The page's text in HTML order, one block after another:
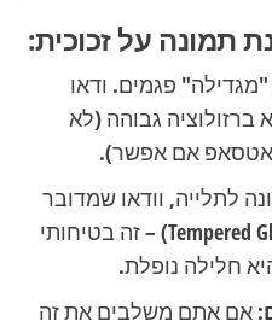
תמונה על זכוכית:
"מגדילה" פגמים. ודאו
גבוהה (לא
אם אפשר).
לתלייה, וודאו שמדובר
(Tempered Glass) – זה בטיחותי
חלילה נופלת.
אם אתם משלבים את זה